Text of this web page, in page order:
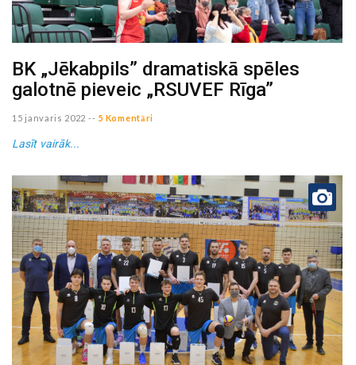
BK „Jēkabpils” dramatiskā spēles
galotnē pieveic „RSUVEF Rīga”
15 janvaris 2022 -- 5 Komentāri
Lasīt vairāk...